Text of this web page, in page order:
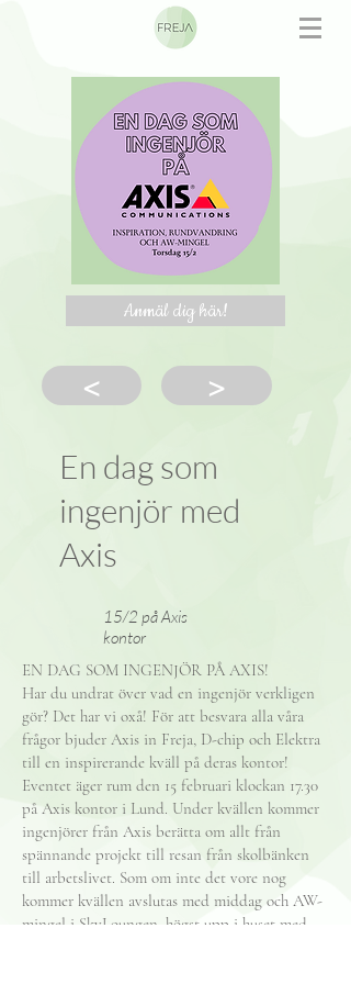
Anmäl dig här!
< >
En dag som
ingenjör med
Axis
15/2 på Axis
kontor
EN DAG SOM INGENJÖR PÅ AXIS!
Har du undrat över vad en ingenjör verkligen
gör? Det har vi oxå! För att besvara alla våra
frågor bjuder Axis in Freja, D-chip och Elektra
till en inspirerande kväll på deras kontor!
Eventet äger rum den 15 februari klockan 17.30
på Axis kontor i Lund. Under kvällen kommer
ingenjörer från Axis berätta om allt från
spännande projekt till resan från skolbänken
till arbetslivet. Som om inte det vore nog
kommer kvällen avslutas med middag och AW-
mingel i SkyLoungen, högst upp i huset med